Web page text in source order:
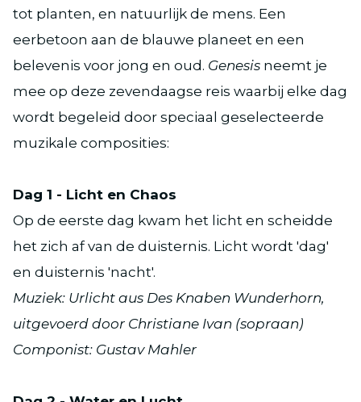
tot planten, en natuurlijk de mens. Een
eerbetoon aan de blauwe planeet en een
belevenis voor jong en oud. Genesis neemt je
mee op deze zevendaagse reis waarbij elke dag
wordt begeleid door speciaal geselecteerde
muzikale composities:
Dag 1 - Licht en Chaos
Op de eerste dag kwam het licht en scheidde
het zich af van de duisternis. Licht wordt 'dag'
en duisternis 'nacht'.
Muziek: Urlicht aus Des Knaben Wunderhorn,
uitgevoerd door Christiane Ivan (sopraan)
Componist: Gustav Mahler